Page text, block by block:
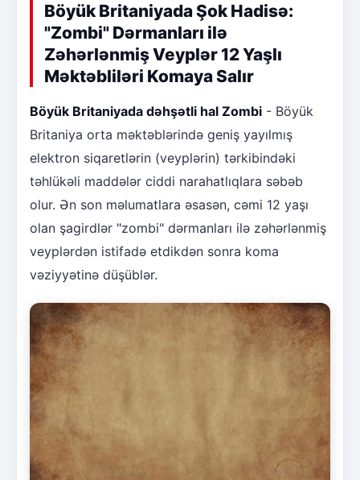
Böyük Britaniyada Şok Hadisə:
"Zombi" Dərmanları ilə
Zəhərlənmiş Veyplər 12 Yaşlı
Məktəbliləri Komaya Salır
Böyük Britaniyada dəhşətli hal Zombi - Böyük
Britaniya orta məktəblərində geniş yayılmış
elektron siqaretlərin (veyplərin) tərkibindəki
təhlükəli maddələr ciddi narahatlıqlara səbəb
olur. Ən son məlumatlara əsasən, cəmi 12 yaşı
olan şagirdlər "zombi" dərmanları ilə zəhərlənmiş
veyplərdən istifadə etdikdən sonra koma
vəziyyətinə düşüblər.